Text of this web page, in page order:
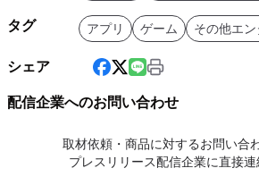
タグ アプリ ゲーム その他エン
シェア
配信企業へのお問い合わせ
取材依頼・商品に対するお問い合
プレスリリース配信企業に直接連